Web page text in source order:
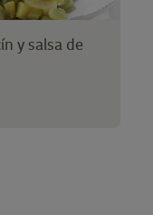
y salsa de